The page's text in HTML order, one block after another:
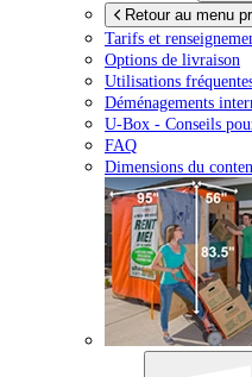
Retour au menu
Tarifs et
Options de livraison
Utilisations
Déménagements
U-Box - Conseils
FAQ
Dimensions du